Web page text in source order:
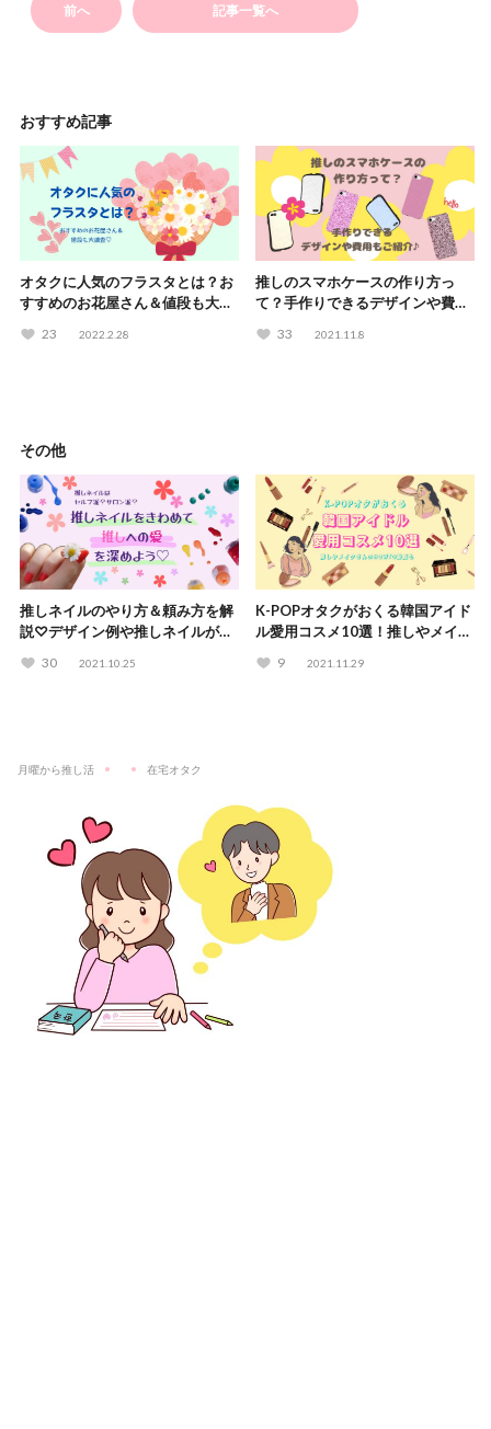
前へ 記事一覧へ
おすすめ記事
オタクに人気のフラスタとは？お
すすめのお花屋さん＆値段も大調
23 2022.2.28
推しのスマホケースの作り方っ
て？手作りできるデザインや費用
33 2021.11.8
その他
推しネイルのやり方＆頼み方を解
説♡デザイン例や推しネイルがで
30 2021.10.25
K-POPオタクがおくる韓国アイド
ル愛用コスメ10選！推しやメイク
9 2021.11.29
月曜から推し活 在宅オタク